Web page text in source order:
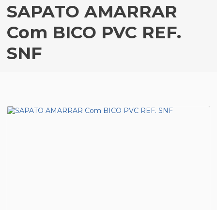
SAPATO AMARRAR
Com BICO PVC REF.
SNF